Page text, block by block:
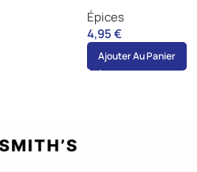
Épices
4,95€
Ajouter Au Panier